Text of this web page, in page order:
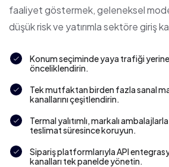
faaliyet göstermek, geleneksel
düşük risk ve yatırımla sektöre giriş
Konum seçiminde yaya trafiği
önceliklendirin.
Tek mutfaktan birden fazla sanal
kanallarını çeşitlendirin.
Termal yalıtımlı, markalı
teslimat süresince koruyun.
Sipariş platformlarıyla API
kanalları tek panelde yönetin.